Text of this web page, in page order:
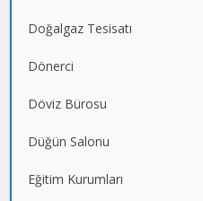
Doğalgaz Tesisatı
Dönerci
Döviz Bürosu
Düğün Salonu
Eğitim Kurumları